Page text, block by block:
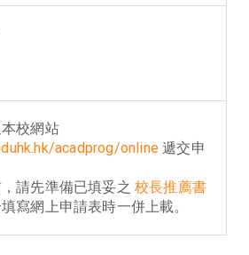
校網站
acadprog/online 遞交申
請先準備已填妥之校長推薦書
填寫網上申請表時一併上載。